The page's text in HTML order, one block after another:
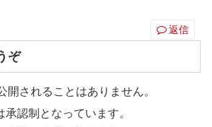
返信
ぞ
開されることはありません。
承認制となっています。